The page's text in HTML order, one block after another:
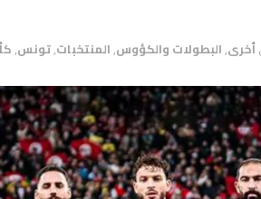
أخرى,البطولات والكؤوس,المنتخبات,تونس,